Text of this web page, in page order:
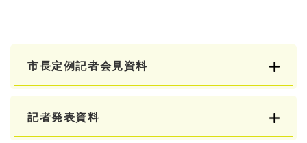
市長定例記者会見資料
記者発表資料